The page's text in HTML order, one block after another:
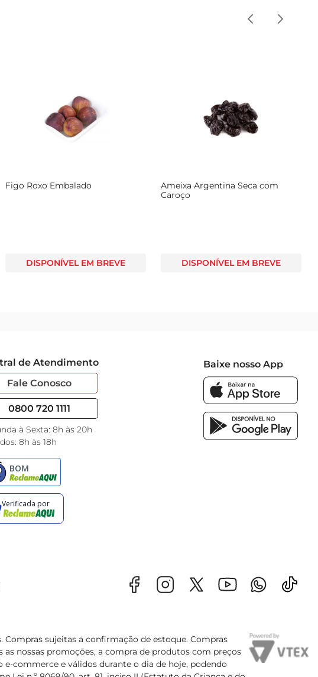
especial e nutritivo. Experimente incluir as amêndoas em suas
Figo Roxo Embalado
DISPONÍVEL EM BREVE
Ameixa Argentina Seca com
Caroço
DISPONÍVEL EM BREVE
de Atendimento
Fale Conosco
0800 720 1111
à Sexta: 8h às 20h
8h às 18h
Baixe nosso App
sujeitas a confirmação de estoque. Compras
nossas promoções, a compra de produtos com preços
commerce e válidos durante o dia de hoje, podendo